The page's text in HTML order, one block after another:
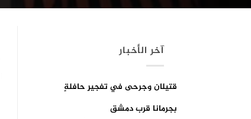
آخر الأخبار
قتيلان وجرحى في تفجيرِ حافلةٍ
بجرمانا قرب دمشق